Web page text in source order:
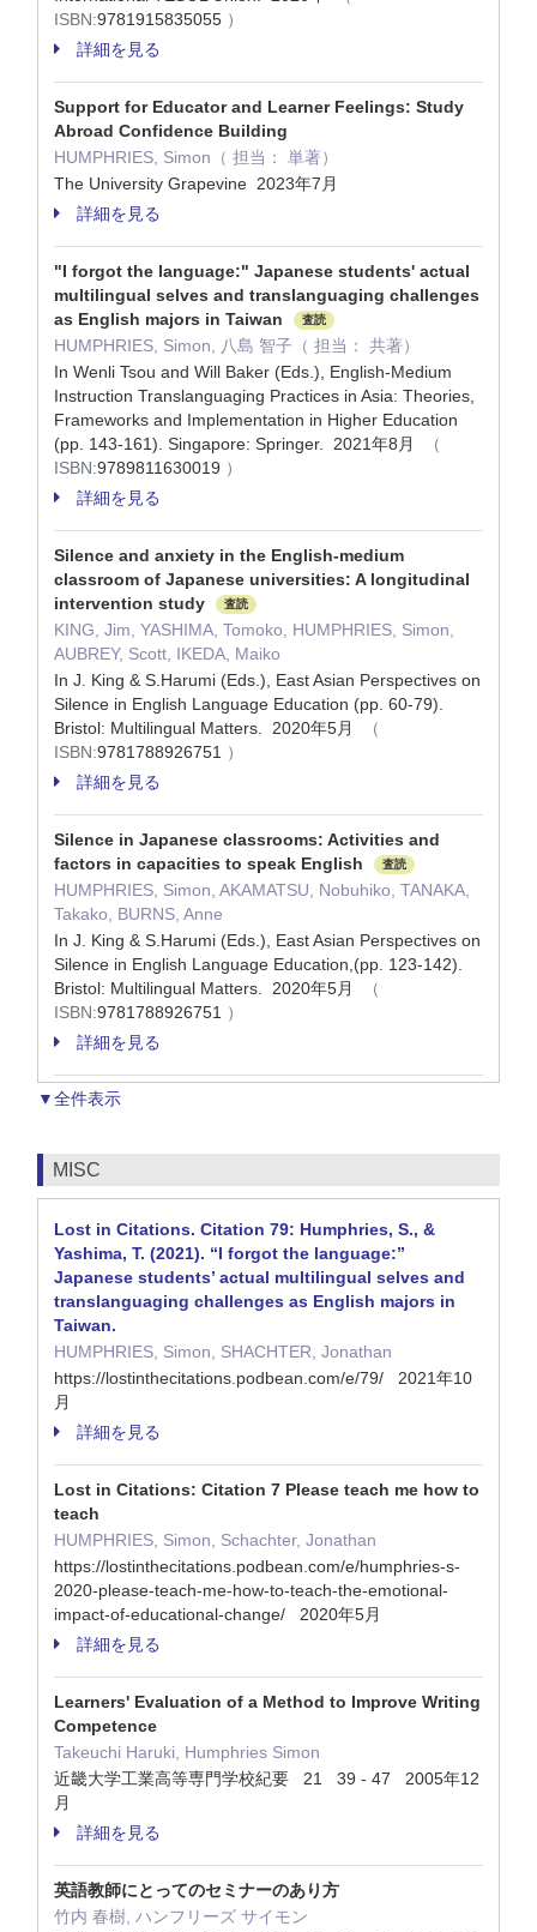
ISBN:9781915835055 ）
詳細を見る
Support for Educator and Learner Feelings: Study
Abroad Confidence Building
HUMPHRIES, Simon（ 担当： 単著）
The University Grapevine 2023年7月
詳細を見る
"I forgot the language:" Japanese students' actual
multilingual selves and translanguaging challenges
as English majors in Taiwan
査読
HUMPHRIES, Simon, 八島 智子（ 担当： 共著）
In Wenli Tsou and Will Baker (Eds.), English-Medium
Instruction Translanguaging Practices in Asia: Theories,
Frameworks and Implementation in Higher Education
(pp. 143-161). Singapore: Springer. 2021年8月
（
ISBN:9789811630019 ）
詳細を見る
Silence and anxiety in the English-medium
classroom of Japanese universities: A longitudinal
intervention study
査読
KING, Jim, YASHIMA, Tomoko, HUMPHRIES, Simon,
AUBREY, Scott, IKEDA, Maiko
In J. King & S.Harumi (Eds.), East Asian Perspectives on
Silence in English Language Education (pp. 60-79).
Bristol: Multilingual Matters. 2020年5月
（
ISBN:9781788926751 ）
詳細を見る
Silence in Japanese classrooms: Activities and
factors in capacities to speak English
査読
HUMPHRIES, Simon, AKAMATSU, Nobuhiko, TANAKA,
Takako, BURNS, Anne
In J. King & S.Harumi (Eds.), East Asian Perspectives on
Silence in English Language Education,(pp. 123-142).
Bristol: Multilingual Matters. 2020年5月
（
ISBN:9781788926751 ）
詳細を見る
▼全件表示
MISC
Lost in Citations. Citation 79: Humphries, S., &
Yashima, T. (2021). “I forgot the language:”
Japanese students’ actual multilingual selves and
translanguaging challenges as English majors in
Taiwan.
HUMPHRIES, Simon, SHACHTER, Jonathan
https://lostinthecitations.podbean.com/e/79/ 2021年10
月
詳細を見る
Lost in Citations: Citation 7 Please teach me how to
teach
HUMPHRIES, Simon, Schachter, Jonathan
https://lostinthecitations.podbean.com/e/humphries-s-
2020-please-teach-me-how-to-teach-the-emotional-
impact-of-educational-change/ 2020年5月
詳細を見る
Learners' Evaluation of a Method to Improve Writing
Competence
Takeuchi Haruki, Humphries Simon
近畿大学工業高等専門学校紀要 21 39 - 47 2005年12
月
詳細を見る
英語教師にとってのセミナーのあり方
竹内 春樹, ハンフリーズ サイモン